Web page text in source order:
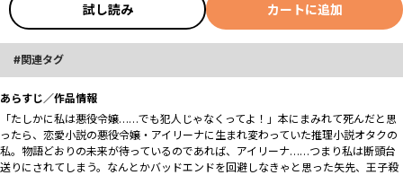
試し読み カートに追加
関連タグ
あらすじ／作品情報
「たしかに私は悪役令嬢……でも犯人じゃなくってよ！」本にまみれて死んだと思
ったら、恋愛小説の悪役令嬢・アイリーナに生まれ変わっていた推理小説オタクの
私。物語どおりの未来が待っているのであれば、アイリーナ……つまり私は断頭台
送りにされてしまう。なんとかバッドエンドを回避しなきゃと思った矢先、王子殺